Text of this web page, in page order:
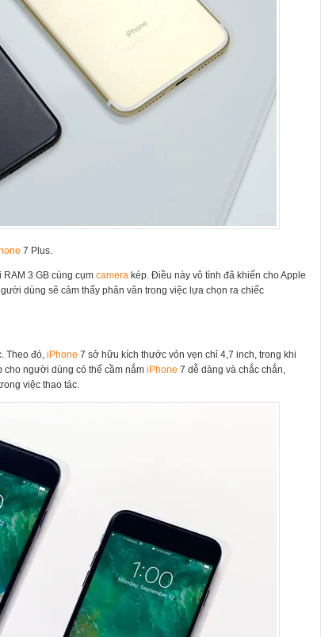
7 Plus.
3 GB cùng cụm camera kép. Điều này vô tình đã khiến cho Apple
dùng sẽ cảm thấy phân vân trong việc lựa chọn ra chiếc
Theo đó, i Phone 7 sở hữu kích thước vỏn vẹn chỉ 4,7 inch, trong khi
cho người dùng có thể cầm nắm i Phone 7 dễ dàng và chắc chắn,
việc thao tác.